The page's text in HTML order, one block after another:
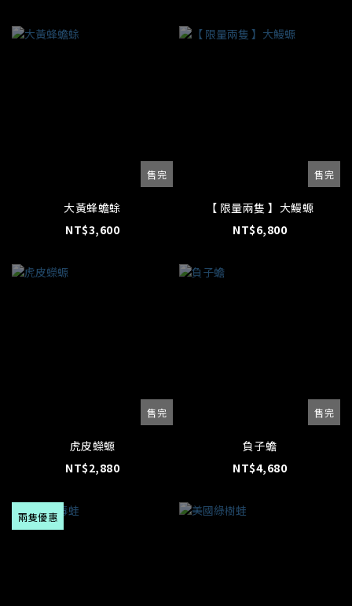
售完
大黃蜂蟾蜍
NT$3,600
售完
【 限量兩隻 】大鰻螈
NT$6,800
售完
虎皮蠑螈
NT$2,880
售完
負子蟾
NT$4,680
兩隻優惠